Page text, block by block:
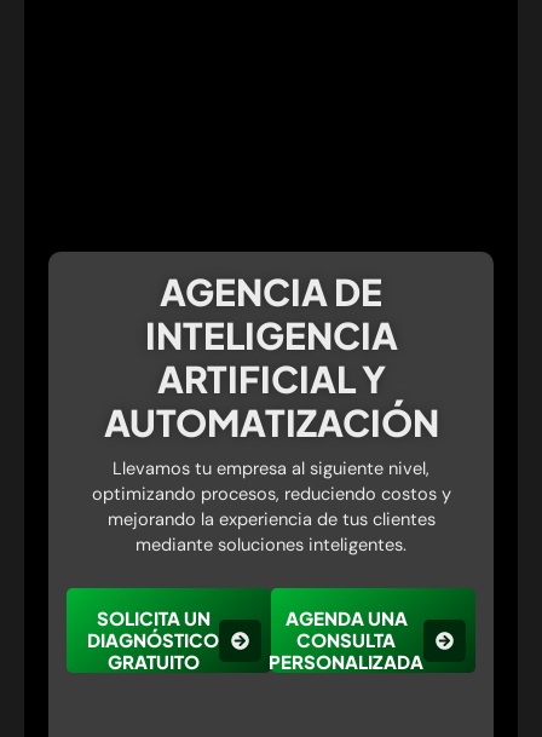
AGENCIA DE
INTELIGENCIA
ARTIFICIAL Y
AUTOMATIZACIÓN
Llevamos tu empresa al siguiente nivel,
optimizando procesos, reduciendo costos y
mejorando la experiencia de tus clientes
mediante soluciones inteligentes.
SOLICITA UN
DIAGNÓSTICO
GRATUITO
AGENDA UNA
CONSULTA
PERSONALIZADA